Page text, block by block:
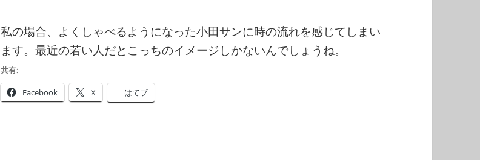
私の場合、よくしゃべるようになった小田サンに時の流れを感じてしまい
ます。最近の若い人だとこっちのイメージしかないんでしょうね。
共有:
Facebook X はてブ